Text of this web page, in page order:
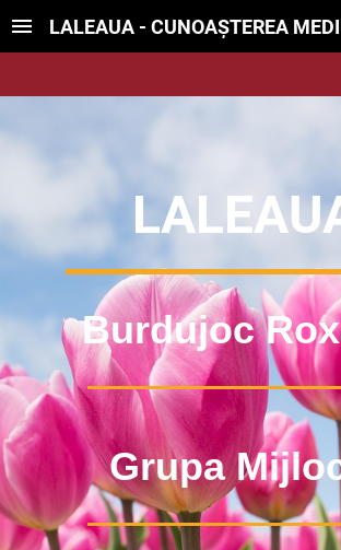
LALEAUA - CUNOAȘTEREA
Burdujoc
Grupa